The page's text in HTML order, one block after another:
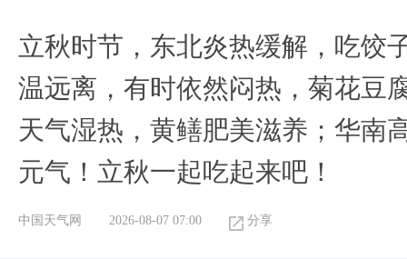
立秋时节，东北炎热缓解，吃饺
温远离，有时依然闷热，菊花豆
天气湿热，黄鳝肥美滋养；华南
元气！立秋一起吃起来吧！
中国天气网 2026-08-07 07:00 分享